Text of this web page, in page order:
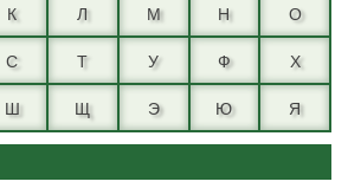
К Л М Н
О
С Т У Ф
Х
Ш Щ Э Ю Я